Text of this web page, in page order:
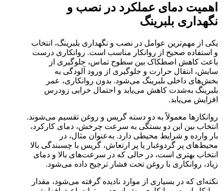
اهمیت دمای عملکرد در نصب و
نگهداری بلبرینگ
یکی از مهم‌ترین عوامل در نصب و نگهداری بلبرینگ، انتخاب
و استفاده صحیح از روانکار مناسب است. روانکاری درست
باعث کاهش اصطکاک بین سطوح تماس، جلوگیری از
سایش، انتقال حرارت و جلوگیری از ورود آلودگی به
بخش‌های داخلی بلبرینگ می‌شود. بدون روانکاری، عمر
بلبرینگ به‌شدت کاهش می‌یابد و احتمال خرابی زودرس
افزایش می‌یابد.
روانکارها معمولاً به دو دسته گریس و روغن تقسیم می‌شوند.
انتخاب بین این دو بستگی به سرعت چرخش، دمای کارکرد،
بار وارده و شرایط محیطی دارد. به‌عنوان مثال، در
محیط‌های پر گردوغبار یا پر ارتعاش، گریس با چسبندگی بالا
انتخاب بهتری است، در حالی که در سرعت‌های بالا و دمای
زیاد، روانکاری با روغن تحت فشار ترجیح داده می‌شود.
نکته‌ای که در بسیاری از موارد نادیده گرفته می‌شود، مقدار